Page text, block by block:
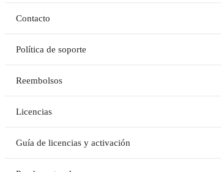
Contacto
Política de soporte
Reembolsos
Licencias
Guía de licencias y activación